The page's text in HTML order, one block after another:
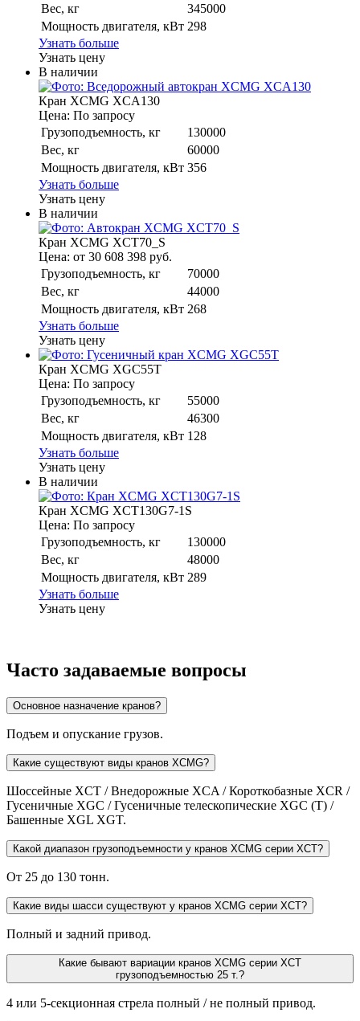
Вес, кг
345000
Мощность двигателя, кВт 298
Узнать больше
Узнать цену
В наличии
Кран XCMG XCA130
Цена: По запросу
Грузоподъемность, кг
130000
Вес, кг
60000
Мощность двигателя, кВт 356
Узнать больше
Узнать цену
В наличии
Кран XCMG XCT70_S
Цена: от 30 608 398 руб.
Грузоподъемность, кг
70000
Вес, кг
44000
Мощность двигателя, кВт 268
Узнать больше
Узнать цену
Кран XCMG XGC55T
Цена: По запросу
Грузоподъемность, кг
55000
Вес, кг
46300
Мощность двигателя, кВт 128
Узнать больше
Узнать цену
В наличии
Кран XCMG XCT130G7-1S
Цена: По запросу
Грузоподъемность, кг
130000
Вес, кг
48000
Мощность двигателя, кВт 289
Узнать больше
Узнать цену
Часто задаваемые вопросы
Основное назначение кранов?
Подъем и опускание грузов.
Какие существуют виды кранов XCMG?
Шоссейные XCT / Внедорожные XCA / Короткобазные XCR /
Гусеничные XGC / Гусеничные телескопические XGC (T) /
Башенные XGL XGT.
Какой диапазон грузоподъемности у кранов XCMG серии XCT?
От 25 до 130 тонн.
Какие виды шасси существуют у кранов XCMG серии XCT?
Полный и задний привод.
Какие бывают вариации кранов XCMG серии XCT
грузоподъемностью 25 т.?
4 или 5-секционная стрела полный / не полный привод.